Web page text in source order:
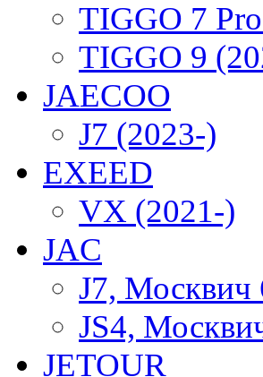
TIGGO 7
TIGGO 9
JAECOO
J7 (2023-)
EXEED
VX (2021-)
JAC
J7, Москвич
JS4,
JETOUR